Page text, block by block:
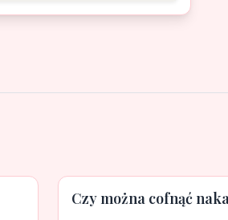
Czy można cofnąć